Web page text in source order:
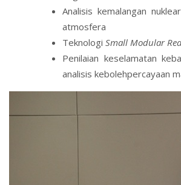
Analisis kemalangan
atmosfera
Teknologi Small Modular
Penilaian keselamatan
analisis kebolehpercayaan